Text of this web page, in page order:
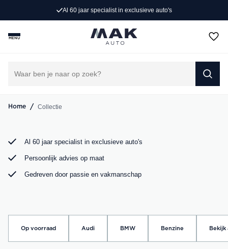
Al 60 jaar specialist in exclusieve auto's
MENU
Home / Collectie
Exclusieve occasions
Jong gebruikt, grondig gecontroleerd en klaar voor een
nieuw avontuur. Ontdek onze collectie Porsche, Audi,
Al 60 jaar specialist in exclusieve auto's
Persoonlijk advies op maat
Gedreven door passie en vakmanschap
Op voorraad Audi BMW Benzine Bekijk